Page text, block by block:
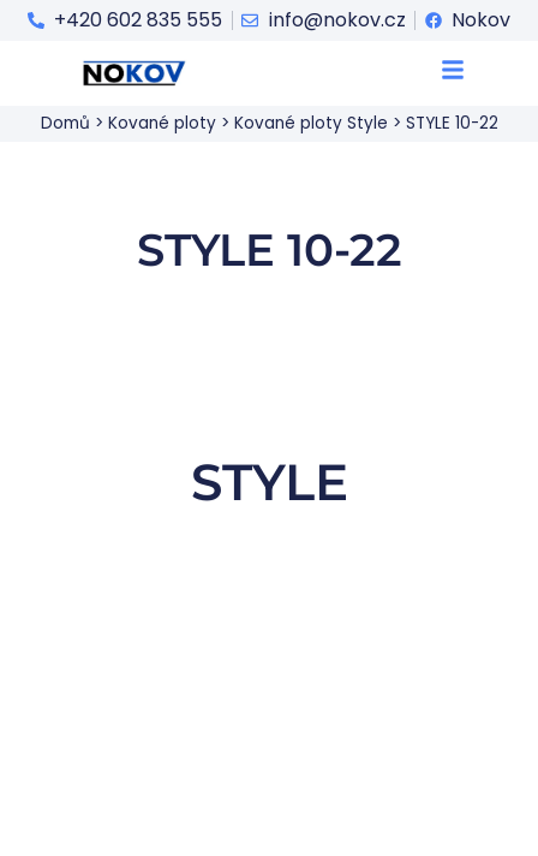
+420 602 835 555 info@nokov.cz Nokov
Domů > Kované ploty> Kované ploty Style > STYLE 10-22
STYLE 10-22
STYLE